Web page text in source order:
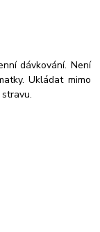
dávkování. Není
Ukládat mimo